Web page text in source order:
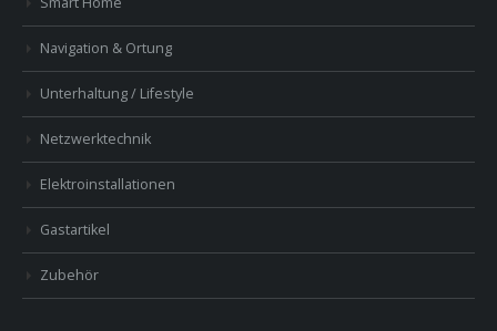
Navigation & Ortung
Unterhaltung / Lifestyle
Netzwerktechnik
Elektroinstallationen
Gastartikel
Zubehör